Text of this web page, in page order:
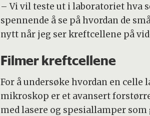
– Vi vil teste ut i laboratoriet hva
spennende å se på hvordan de
nytt når jeg ser kreftcellene på
Filmer kreftcellene
For å undersøke hvordan en
mikroskop er et avansert
med lasere og spesiallamper